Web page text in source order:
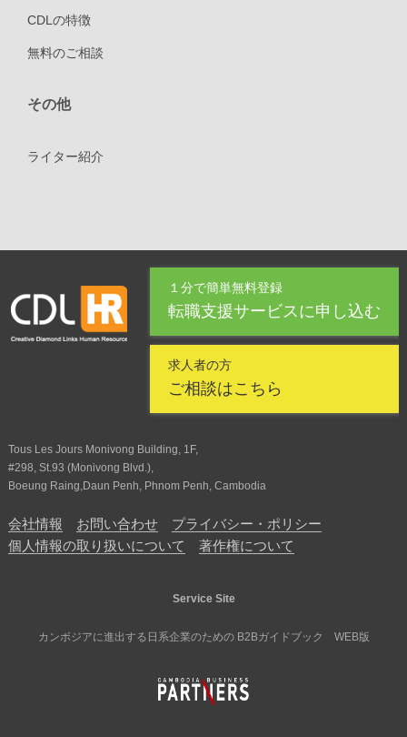
CDLの特徴
無料のご相談
その他
ライター紹介
１分で簡単無料登録
転職支援サービスに申し込む
求人者の方
ご相談はこちら
Tous Les Jours Monivong Building, 1F,
#298, St.93 (Monivong Blvd.),
Boeung Raing,Daun Penh, Phnom Penh, Cambodia
会社情報 お問い合わせ
プライバシー・ポリシー
個人情報の取り扱いについて
著作権について
Service Site
カンボジアに進出する日系企業のための B2Bガイドブック WEB版